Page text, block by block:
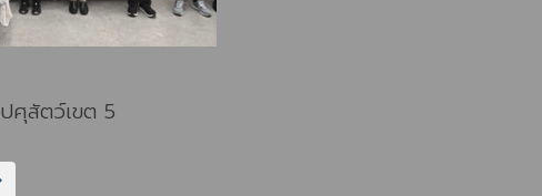
ศุสัตว์เขต 5
5 ส่งหน่วยสัตวแพทย์เคลื่อนที่ให้บริการสุขภาพม้า และเฝ้าระวังโรคระบาดสัตว์ในพื้
ไป: ปศุสัตว์เขต 5 ร่วมติดตามรัฐมนตรีช่วยว่าการกระทรวงเกษตรและสหกรณ์ ในโ